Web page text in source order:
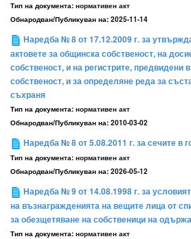
Тип на документа: нормативен акт
Обнародван/Публикуван на: 2025-11-14
Наредба № 8 от 17.12.2009 г. за
актовете за общинска собственост, на
собственост, и на регистрите, предвидени
собственост, и за определяне реда за
съхраня
Тип на документа: нормативен акт
Обнародван/Публикуван на: 2010-03-02
Наредба № 8 от 5.08.2011 г. за сечите в
Тип на документа: нормативен акт
Обнародван/Публикуван на: 2026-05-12
Наредба № 9 от 14.08.1998 г. за
на възнагражденията на вещите лица от
за обезщетяване на собственици на
Тип на документа: нормативен акт